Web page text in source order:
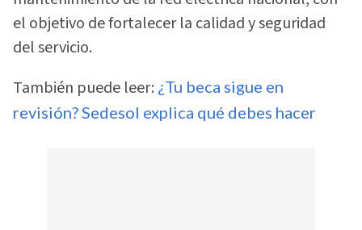
el objetivo de fortalecer la calidad y seguridad
del servicio.
También puede leer: ¿Tu beca sigue en
revisión? Sedesol explica qué debes hacer